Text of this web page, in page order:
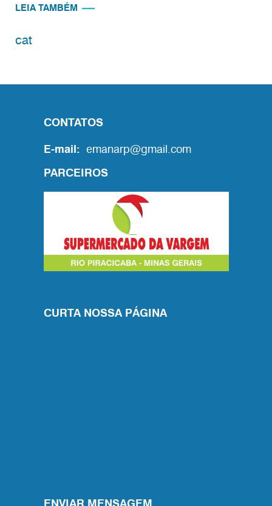
LEIA TAMBÉM
cat
CONTATOS
E-mail: emanarp@gmail.com
PARCEIROS
CURTA NOSSA PÁGINA
ENVIAR MENSAGEM